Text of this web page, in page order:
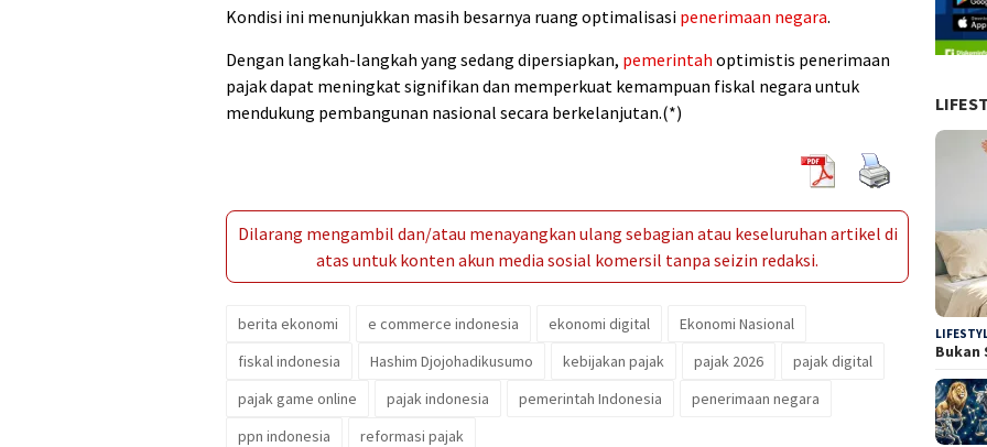
Kondisi ini menunjukkan masih besarnya ruang optimalisasi penerimaan negara.
Dengan langkah-langkah yang sedang dipersiapkan, pemerintah optimistis penerimaan
pajak dapat meningkat signifikan dan memperkuat kemampuan fiskal negara untuk
mendukung pembangunan nasional secara berkelanjutan.(*)
Dilarang mengambil dan/atau menayangkan ulang sebagian atau keseluruhan artikel di
atas untuk konten akun media sosial komersil tanpa seizin redaksi.
berita ekonomi e commerce indonesia ekonomi digital
Ekonomi Nasional
fiskal indonesia
Hashim Djojohadikusumo kebijakan pajak pajak 2026
pajak digital
pajak game online
pajak indonesia pemerintah Indonesia
penerimaan negara
ppn indonesia
reformasi pajak
Bukan